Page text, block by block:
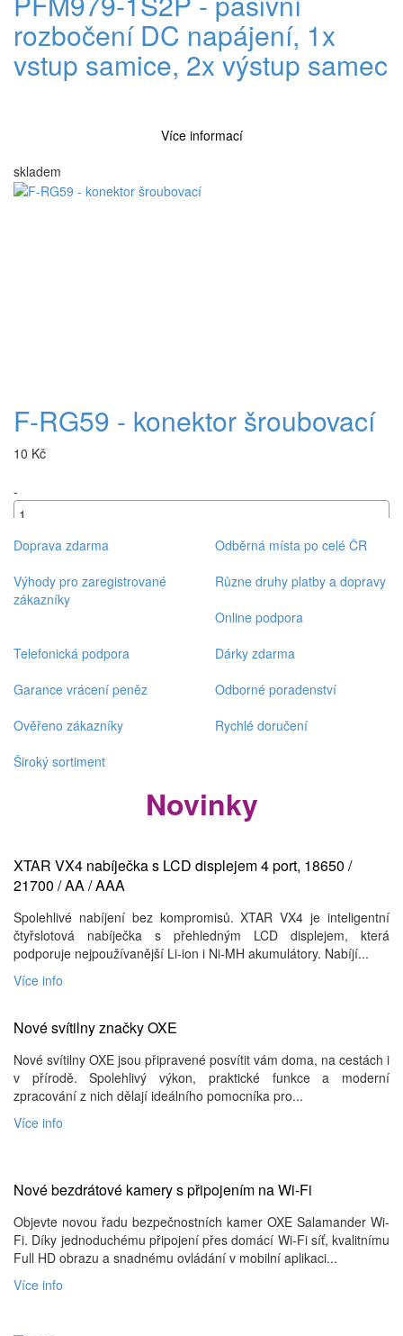
rozbočení DC napájení, 1x
vstup samice, 2x výstup samec
Více informací
skladem
F-RG59 - konektor šroubovací
10 Kč
-
+
Doprava zdarma
Odběrná místa po celé ČR
Výhody pro zaregistrované
zákazníky
Různe druhy platby a dopravy
Online podpora
Telefonická podpora
Dárky zdarma
Garance vrácení peněz
Odborné poradenství
Ověřeno zákazníky
Rychlé doručení
Široký sortiment
Novinky
XTAR VX4 nabíječka s LCD displejem 4 port, 18650 /
21700 / AA / AAA
Spolehlivé nabíjení bez kompromisů. XTAR VX4 je inteligentní
čtyřslotová nabíječka s přehledným LCD displejem, která
podporuje nejpoužívanější Li-ion i Ni-MH akumulátory. Nabíjí...
Více info
Nové svítilny značky OXE
Nové svítilny OXE jsou připravené posvítit vám doma, na cestách i
v přírodě. Spolehlivý výkon, praktické funkce a moderní
zpracování z nich dělají ideálního pomocníka pro...
Více info
Nové bezdrátové kamery s připojením na Wi-Fi
Objevte novou řadu bezpečnostních kamer OXE Salamander Wi-
Fi. Díky jednoduchému připojení přes domácí Wi-Fi síť, kvalitnímu
Full HD obrazu a snadnému ovládání v mobilní aplikaci...
Více info